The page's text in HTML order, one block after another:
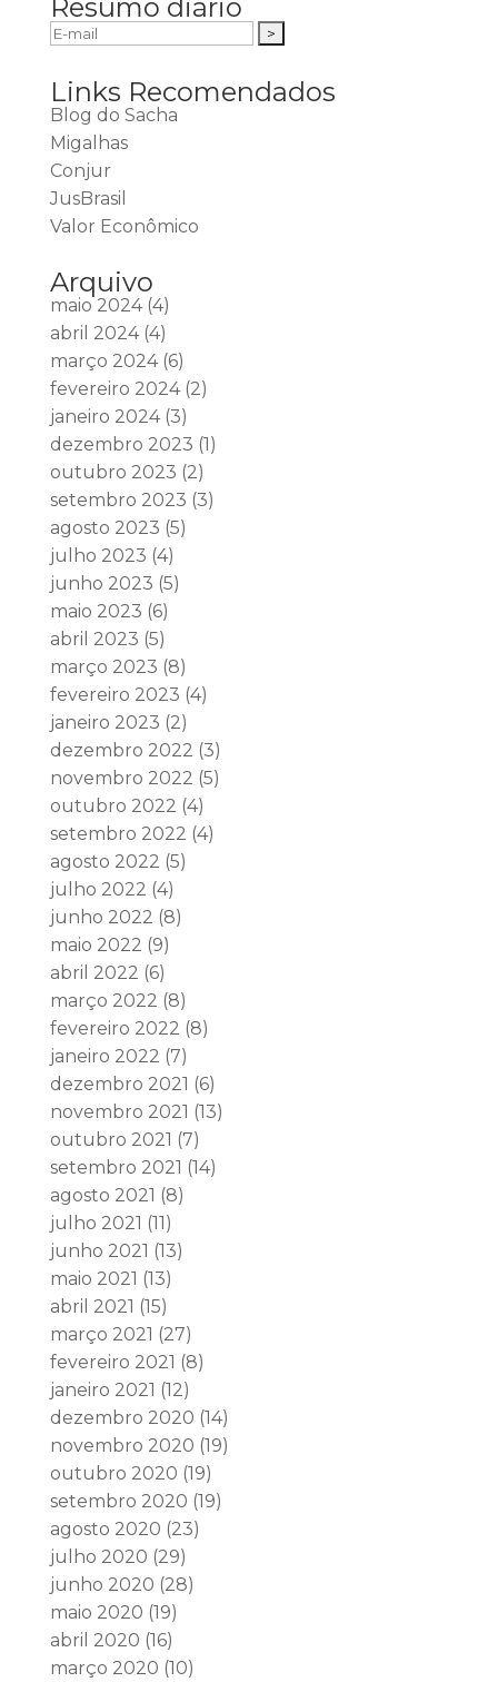
Resumo diário
Links Recomendados
Blog do Sacha
Migalhas
Conjur
JusBrasil
Valor Econômico
Arquivo
maio 2024(4)
abril 2024(4)
março 2024(6)
fevereiro 2024(2)
janeiro 2024(3)
dezembro 2023 (1)
outubro 2023 (2)
setembro 2023 (3)
agosto 2023 (5)
julho 2023 (4)
junho 2023 (5)
maio 2023 (6)
abril 2023 (5)
março 2023 (8)
fevereiro 2023 (4)
janeiro 2023 (2)
dezembro 2022 (3)
novembro 2022 (5)
outubro 2022 (4)
setembro 2022 (4)
agosto 2022 (5)
julho 2022 (4)
junho 2022 (8)
maio 2022 (9)
abril 2022 (6)
março 2022 (8)
fevereiro 2022 (8)
janeiro 2022 (7)
dezembro 2021 (6)
novembro 2021 (13)
outubro 2021 (7)
setembro 2021 (14)
agosto 2021 (8)
julho 2021 (11)
junho 2021 (13)
maio 2021 (13)
abril 2021 (15)
março 2021 (27)
fevereiro 2021 (8)
janeiro 2021 (12)
dezembro 2020 (14)
novembro 2020 (19)
outubro 2020 (19)
setembro 2020 (19)
agosto 2020 (23)
julho 2020 (29)
junho 2020 (28)
maio 2020 (19)
abril 2020 (16)
março 2020 (10)